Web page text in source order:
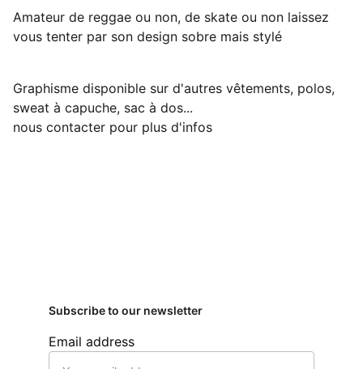
Amateur de reggae ou non, de skate ou non laissez
vous tenter par son design sobre mais stylé
Graphisme disponible sur d'autres vêtements, polos,
sweat à capuche, sac à dos...
nous contacter pour plus d'infos
Email address
Subscribe to our newsletter